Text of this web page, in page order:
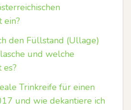
ein?
den Füllstand (Ullage)
und welche
Trinkreife für einen
und wie dekantiere ich